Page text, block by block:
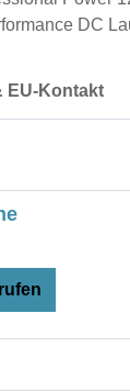
DC
EU-Kontakt